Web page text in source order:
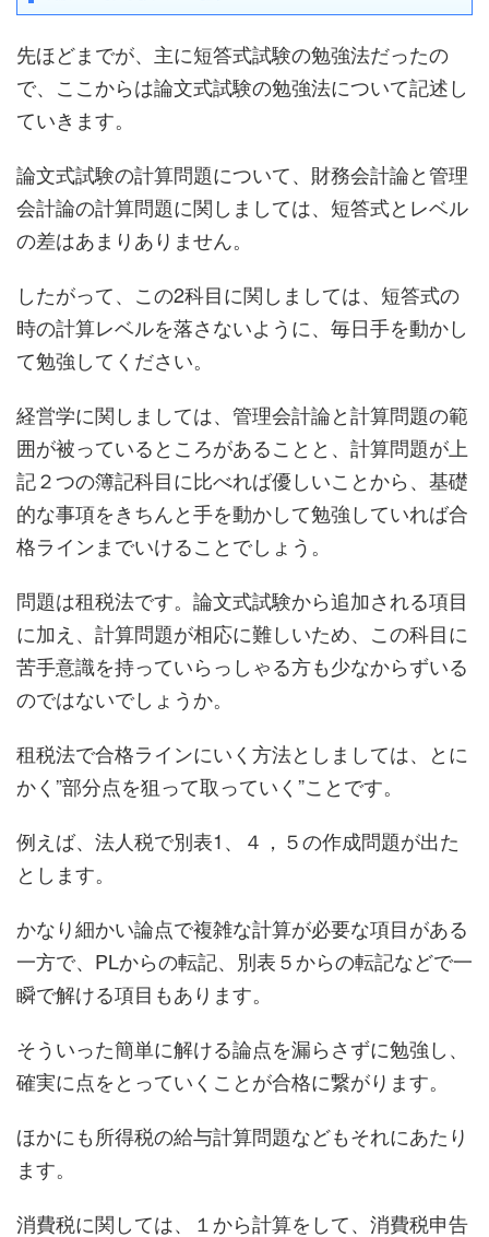
先ほどまでが、主に短答式試験の勉強法だったの
で、ここからは論文式試験の勉強法について記述し
ていきます。
論文式試験の計算問題について、財務会計論と管理
会計論の計算問題に関しましては、短答式とレベル
の差はあまりありません。
したがって、この2科目に関しましては、短答式の
時の計算レベルを落さないように、毎日手を動かし
て勉強してください。
経営学に関しましては、管理会計論と計算問題の範
囲が被っているところがあることと、計算問題が上
記２つの簿記科目に比べれば優しいことから、基礎
的な事項をきちんと手を動かして勉強していれば合
格ラインまでいけることでしょう。
問題は租税法です。論文式試験から追加される項目
に加え、計算問題が相応に難しいため、この科目に
苦手意識を持っていらっしゃる方も少なからずいる
のではないでしょうか。
租税法で合格ラインにいく方法としましては、とに
かく”部分点を狙って取っていく”ことです。
例えば、法人税で別表1、４，５の作成問題が出た
とします。
かなり細かい論点で複雑な計算が必要な項目がある
一方で、PLからの転記、別表５からの転記などで一
瞬で解ける項目もあります。
そういった簡単に解ける論点を漏らさずに勉強し、
確実に点をとっていくことが合格に繋がります。
ほかにも所得税の給与計算問題などもそれにあたり
ます。
消費税に関しては、１から計算をして、消費税申告